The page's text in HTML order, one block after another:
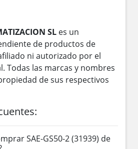
SL es un
de productos de
ni autorizado por el
Todas las marcas y nombres
de sus respectivos
SAE-GS50-2 (31939) de